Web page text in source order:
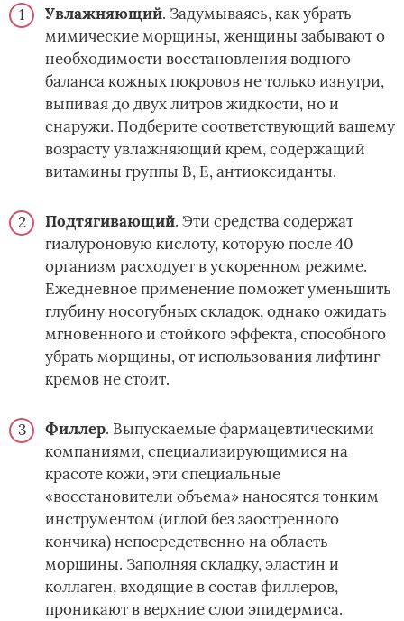
Увлажняющий. Задумываясь, как убрать
мимические морщины, женщины забывают о
необходимости восстановления водного
баланса кожных покровов не только изнутри,
выпивая до двух литров жидкости, но и
снаружи. Подберите соответствующий вашему
возрасту увлажняющий крем, содержащий
витамины группы В, Е, антиоксиданты.
Подтягивающий. Эти средства содержат
гиалуроновую кислоту, которую после 40
организм расходует в ускоренном режиме.
Ежедневное применение поможет уменьшить
глубину носогубных складок, однако ожидать
мгновенного и стойкого эффекта, способного
убрать морщины, от использования лифтинг-
кремов не стоит.
Филлер. Выпускаемые фармацевтическими
компаниями, специализирующимися на
красоте кожи, эти специальные
«восстановители объема» наносятся тонким
инструментом (иглой без заостренного
кончика) непосредственно на область
морщины. Заполняя складку, эластин и
коллаген, входящие в состав филлеров,
проникают в верхние слои эпидермиса.